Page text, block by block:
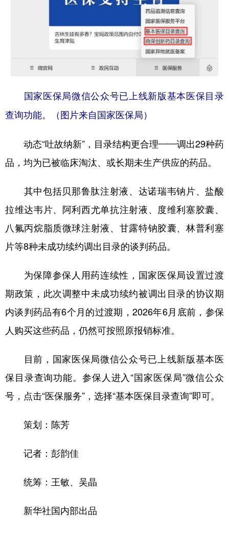
国家医保局微信公众号已上线新版基本医保目录
查询功能。（图片来自国家医保局）
动态“吐故纳新”，目录结构更合理——调出29种药
品，均为已被临床淘汰、或长期未生产供应的药品。
其中包括贝那鲁肽注射液、达诺瑞韦钠片、盐酸
拉维达韦片、阿利西尤单抗注射液、度维利塞胶囊、
八氟丙烷脂质微球注射液、甘露特钠胶囊、林普利塞
片等8种未成功续约调出目录的谈判药品。
为保障参保人用药连续性，国家医保局设置过渡
期政策，此次调整中未成功续约被调出目录的协议期
内谈判药品有6个月的过渡期，2026年6月底前，参保
人购买这些药品，仍然可按照原报销标准。
目前，国家医保局微信公众号已上线新版基本医
保目录查询功能。参保人进入“国家医保局”微信公众
号，点击“医保服务”，选择“基本医保目录查询”即可。
策划：陈芳
记者：彭韵佳
统筹：王敏、吴晶
新华社国内部出品